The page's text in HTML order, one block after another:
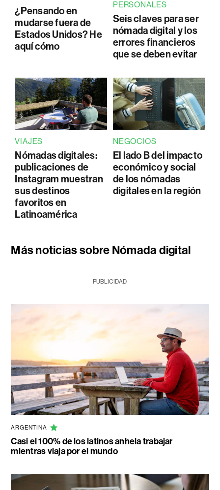
¿Pensando en
mudarse fuera de
Estados Unidos? He
aquí cómo
PERSONALES
Seis claves para ser
nómada digital y los
errores financieros
que se deben evitar
VIAJES
Nómadas digitales:
publicaciones de
Instagram muestran
sus destinos
favoritos en
Latinoamérica
NEGOCIOS
El lado B del impacto
económico y social
de los nómadas
digitales en la región
Más noticias sobre Nómada digital
PUBLICIDAD
ARGENTINA
Casi el 100% de los latinos anhela trabajar
mientras viaja por el mundo